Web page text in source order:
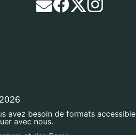
avez besoin de formats
avec nous.